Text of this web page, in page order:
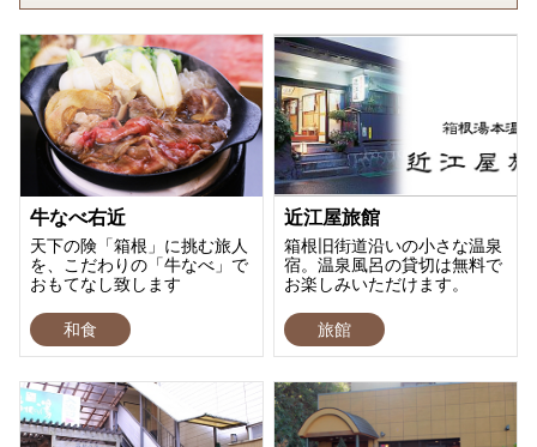
牛なべ右近
天下の険「箱根」に挑む旅人
を、こだわりの「牛なべ」で
おもてなし致します
和食
近江屋旅館
箱根旧街道沿いの小さな温泉
宿。温泉風呂の貸切は無料で
お楽しみいただけます。
旅館